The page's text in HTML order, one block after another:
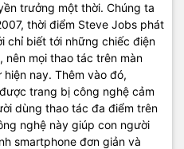
trưởng một thời. Chúng ta
thời điểm Steve Jobs phát
chỉ biết tới những chiếc điện
nên mọi thao tác trên màn
nay. Thêm vào đó,
trang bị công nghệ cảm
dùng thao tác đa điểm trên
nghệ này giúp con người
smartphone đơn giản và